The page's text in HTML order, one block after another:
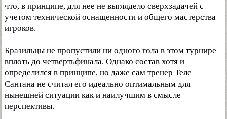
что, в принципе, для нее не выглядело сверхзадачей с
учетом технической оснащенности и общего мастерства
игроков.
Бразильцы не пропустили ни одного гола в этом турнире
вплоть до четвертьфинала. Однако состав хотя и
определился в принципе, но даже сам тренер Теле
Сантана не считал его идеально оптимальным для
нынешней ситуации как и наилучшим в смысле
перспективы.